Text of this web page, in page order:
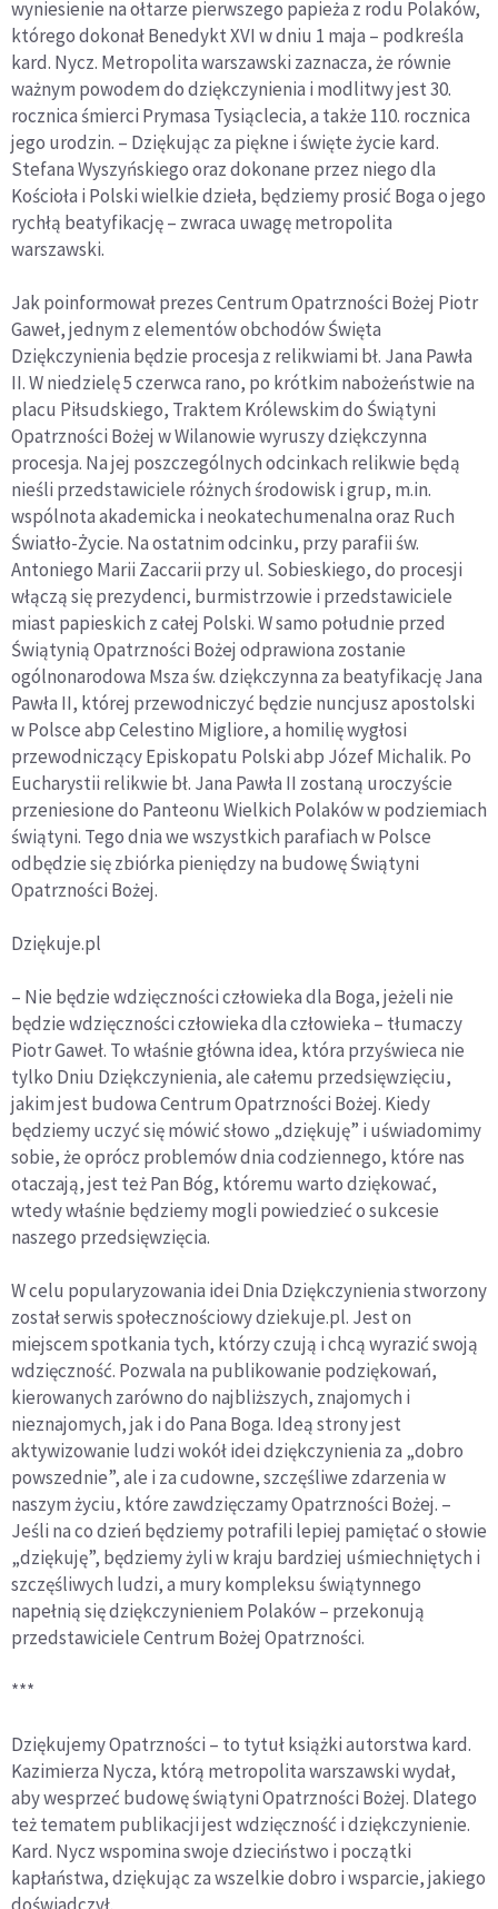
wyniesienie na ołtarze pierwszego papieża z rodu Polaków,
którego dokonał Benedykt XVI w dniu 1 maja – podkreśla
kard. Nycz. Metropolita warszawski zaznacza, że równie
ważnym powodem do dziękczynienia i modlitwy jest 30.
rocznica śmierci Prymasa Tysiąclecia, a także 110. rocznica
jego urodzin. – Dziękując za piękne i święte życie kard.
Stefana Wyszyńskiego oraz dokonane przez niego dla
Kościoła i Polski wielkie dzieła, będziemy prosić Boga o jego
rychłą beatyfikację – zwraca uwagę metropolita
warszawski.
Jak poinformował prezes Centrum Opatrzności Bożej Piotr
Gaweł, jednym z elementów obchodów Święta
Dziękczynienia będzie procesja z relikwiami bł. Jana Pawła
II. W niedzielę 5 czerwca rano, po krótkim nabożeństwie na
placu Piłsudskiego, Traktem Królewskim do Świątyni
Opatrzności Bożej w Wilanowie wyruszy dziękczynna
procesja. Na jej poszczególnych odcinkach relikwie będą
nieśli przedstawiciele różnych środowisk i grup, m.in.
wspólnota akademicka i neokatechumenalna oraz Ruch
Światło-Życie. Na ostatnim odcinku, przy parafii św.
Antoniego Marii Zaccarii przy ul. Sobieskiego, do procesji
włączą się prezydenci, burmistrzowie i przedstawiciele
miast papieskich z całej Polski. W samo południe przed
Świątynią Opatrzności Bożej odprawiona zostanie
ogólnonarodowa Msza św. dziękczynna za beatyfikację Jana
Pawła II, której przewodniczyć będzie nuncjusz apostolski
w Polsce abp Celestino Migliore, a homilię wygłosi
przewodniczący Episkopatu Polski abp Józef Michalik. Po
Eucharystii relikwie bł. Jana Pawła II zostaną uroczyście
przeniesione do Panteonu Wielkich Polaków w podziemiach
świątyni. Tego dnia we wszystkich parafiach w Polsce
odbędzie się zbiórka pieniędzy na budowę Świątyni
Opatrzności Bożej.
Dziękuje.pl
– Nie będzie wdzięczności człowieka dla Boga, jeżeli nie
będzie wdzięczności człowieka dla człowieka – tłumaczy
Piotr Gaweł. To właśnie główna idea, która przyświeca nie
tylko Dniu Dziękczynienia, ale całemu przedsięwzięciu,
jakim jest budowa Centrum Opatrzności Bożej. Kiedy
będziemy uczyć się mówić słowo „dziękuję” i uświadomimy
sobie, że oprócz problemów dnia codziennego, które nas
otaczają, jest też Pan Bóg, któremu warto dziękować,
wtedy właśnie będziemy mogli powiedzieć o sukcesie
naszego przedsięwzięcia.
W celu popularyzowania idei Dnia Dziękczynienia stworzony
został serwis społecznościowy dziekuje.pl. Jest on
miejscem spotkania tych, którzy czują i chcą wyrazić swoją
wdzięczność. Pozwala na publikowanie podziękowań,
kierowanych zarówno do najbliższych, znajomych i
nieznajomych, jak i do Pana Boga. Ideą strony jest
aktywizowanie ludzi wokół idei dziękczynienia za „dobro
powszednie”, ale i za cudowne, szczęśliwe zdarzenia w
naszym życiu, które zawdzięczamy Opatrzności Bożej. –
Jeśli na co dzień będziemy potrafili lepiej pamiętać o słowie
„dziękuję”, będziemy żyli w kraju bardziej uśmiechniętych i
szczęśliwych ludzi, a mury kompleksu świątynnego
napełnią się dziękczynieniem Polaków – przekonują
przedstawiciele Centrum Bożej Opatrzności.
***
Dziękujemy Opatrzności – to tytuł książki autorstwa kard.
Kazimierza Nycza, którą metropolita warszawski wydał,
aby wesprzeć budowę świątyni Opatrzności Bożej. Dlatego
też tematem publikacji jest wdzięczność i dziękczynienie.
Kard. Nycz wspomina swoje dzieciństwo i początki
kapłaństwa, dziękując za wszelkie dobro i wsparcie, jakiego